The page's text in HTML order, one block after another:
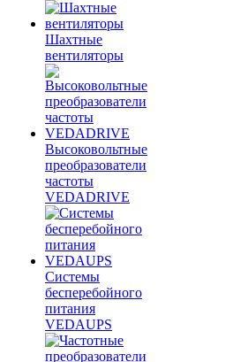
Шахтные
вентиляторы
Высоковольтные
преобразователи
частоты
VEDADRIVE
Системы
бесперебойного
питания
VEDAUPS